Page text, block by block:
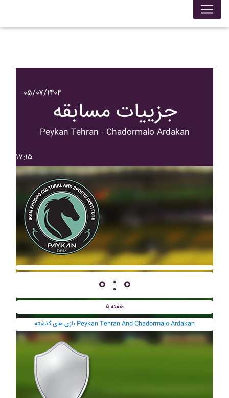
۰۵/۰۷/۱۴۰۴
جزییات مسابقه
Peykan Tehran - Chadormalo Ardakan
۱۷:۱۵
۰ : ۰
هفته ۵
بازی های گذشته Peykan Tehran And Chadormalo Ardakan